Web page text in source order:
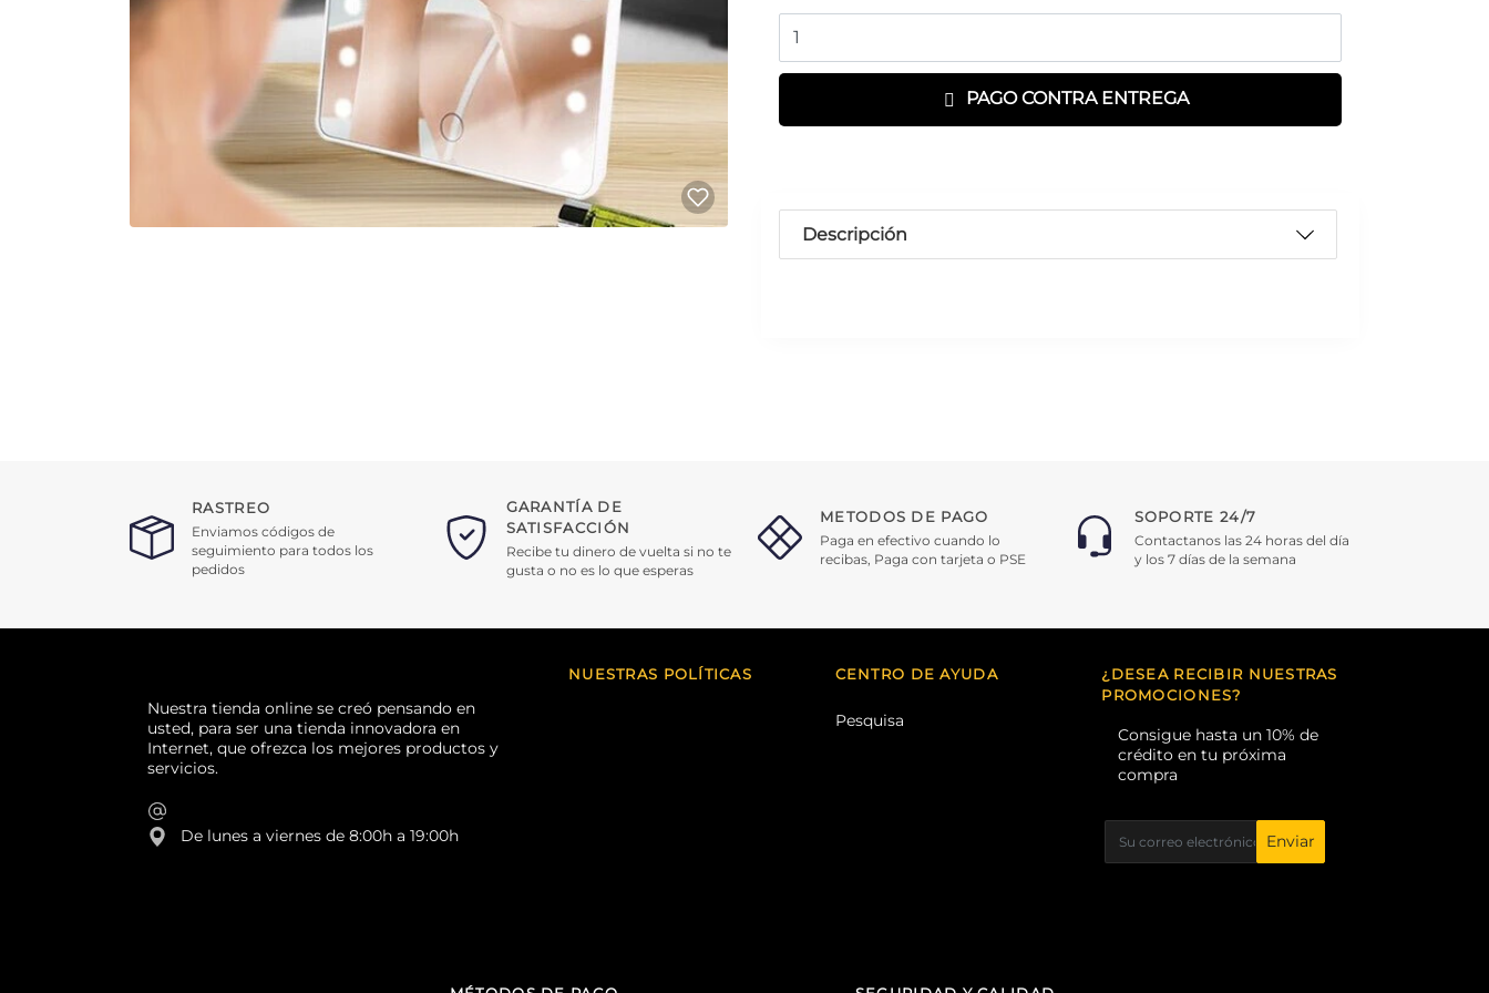
PAGO CONTRA ENTREGA
Descripción
RASTREO
Enviamos códigos de
seguimiento para todos los
pedidos
GARANTÍA DE
SATISFACCIÓN
Recibe tu dinero de vuelta si no te
gusta o no es lo que esperas
METODOS DE PAGO
Paga en efectivo cuando lo
recibas, Paga con tarjeta o PSE
SOPORTE 24/7
Contactanos las 24 horas del día
y los 7 días de la semana
Nuestra tienda online se creó pensando en
usted, para ser una tienda innovadora en
Internet, que ofrezca los mejores productos y
servicios.
De lunes a viernes de 8:00h a 19:00h
NUESTRAS POLÍTICAS CENTRO DE AYUDA
Pesquisa
¿DESEA RECIBIR NUESTRAS
PROMOCIONES?
Consigue hasta un 10% de
crédito en tu próxima
compra
Enviar